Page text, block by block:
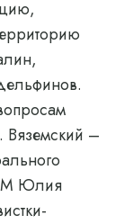
Вяземский –
Юлия